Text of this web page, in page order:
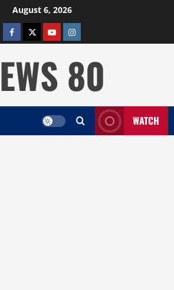
August 6, 2026
facebooktwitterYOUTUBE
instagram
80
WATCH